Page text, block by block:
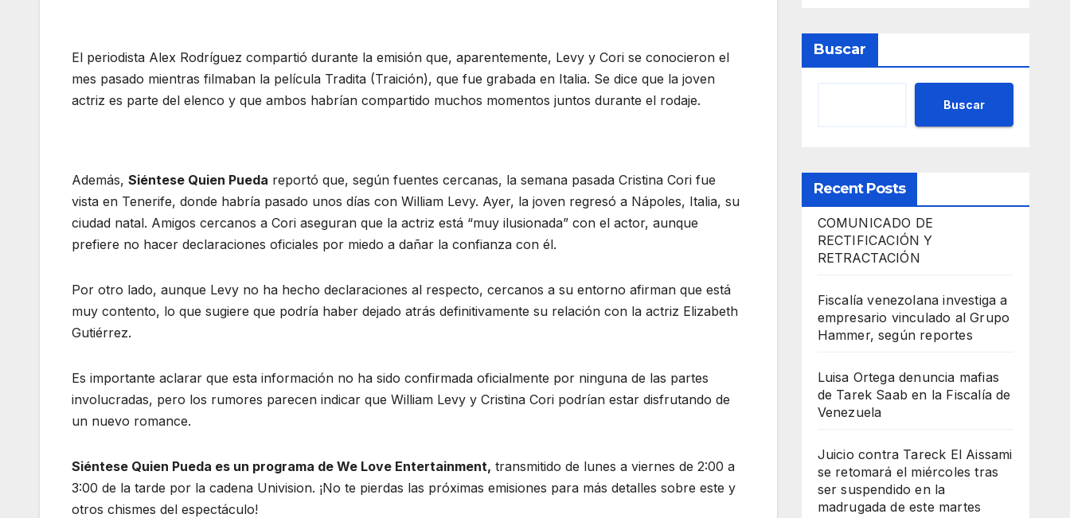
El periodista Alex Rodríguez compartió durante la emisión que, aparentemente, Levy y Cori se conocieron el
mes pasado mientras filmaban la película Tradita (Traición), que fue grabada en Italia. Se dice que la joven
actriz es parte del elenco y que ambos habrían compartido muchos momentos juntos durante el rodaje.
Además, Siéntese Quien Pueda reportó que, según fuentes cercanas, la semana pasada Cristina Cori fue
vista en Tenerife, donde habría pasado unos días con William Levy. Ayer, la joven regresó a Nápoles, Italia, su
ciudad natal. Amigos cercanos a Cori aseguran que la actriz está “muy ilusionada” con el actor, aunque
prefiere no hacer declaraciones oficiales por miedo a dañar la confianza con él.
Por otro lado, aunque Levy no ha hecho declaraciones al respecto, cercanos a su entorno afirman que está
muy contento, lo que sugiere que podría haber dejado atrás definitivamente su relación con la actriz Elizabeth
Gutiérrez.
Es importante aclarar que esta información no ha sido confirmada oficialmente por ninguna de las partes
involucradas, pero los rumores parecen indicar que William Levy y Cristina Cori podrían estar disfrutando de
un nuevo romance.
Siéntese Quien Pueda es un programa de We Love Entertainment, transmitido de lunes a viernes de 2:00 a
3:00 de la tarde por la cadena Univision. ¡No te pierdas las próximas emisiones para más detalles sobre este y
otros chismes del espectáculo!
Buscar
Buscar
Recent Posts
COMUNICADO DE
RECTIFICACIÓN Y
RETRACTACIÓN
Fiscalía venezolana investiga a
empresario vinculado al Grupo
Hammer, según reportes
Luisa Ortega denuncia mafias
de Tarek Saab en la Fiscalía de
Venezuela
Juicio contra Tareck El Aissami
se retomará el miércoles tras
ser suspendido en la
madrugada de este martes